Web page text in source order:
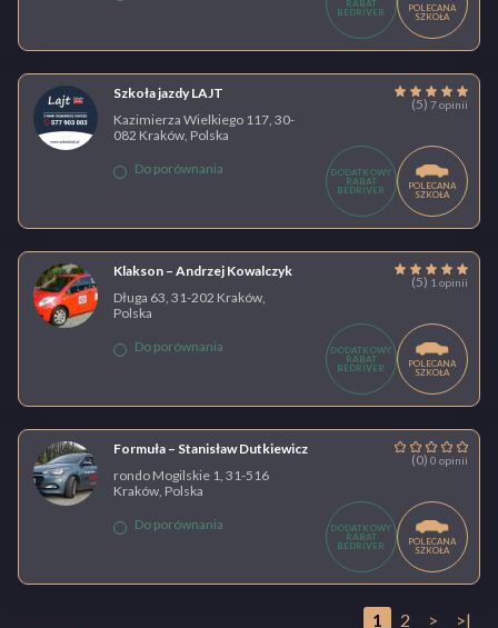
RABAT
BEDRIVER
POLECANA
SZKOŁA
Szkoła jazdy LAJT
(5) 7 opinii
Kazimierza Wielkiego 117, 30-
082 Kraków, Polska
Do porównania
DODATKOWY
RABAT
BEDRIVER
POLECANA
SZKOŁA
Klakson – Andrzej Kowalczyk
(5) 1 opinii
Długa 63, 31-202 Kraków,
Polska
Do porównania
DODATKOWY
RABAT
BEDRIVER
POLECANA
SZKOŁA
Formuła – Stanisław Dutkiewicz
(0) 0 opinii
rondo Mogilskie 1, 31-516
Kraków, Polska
Do porównania
DODATKOWY
RABAT
BEDRIVER
POLECANA
SZKOŁA
1 2 > >|